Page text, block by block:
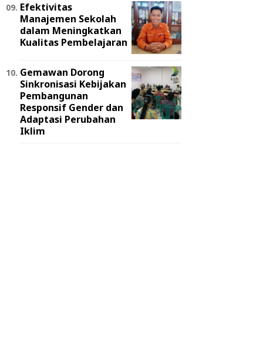
Efektivitas
Manajemen Sekolah
dalam Meningkatkan
Kualitas Pembelajaran
Gemawan Dorong
Sinkronisasi Kebijakan
Pembangunan
Responsif Gender dan
Adaptasi Perubahan
Iklim